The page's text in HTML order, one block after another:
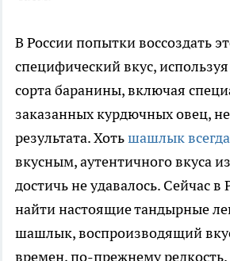
В России попытки воссоздать
специфический вкус,
сорта баранины, включая
заказанных курдючных овец,
результата. Хотьшашлык
вкусным, аутентичного вкуса
достичь не удавалось. Сейчас
найти настоящие тандырные
шашлык, воспроизводящий
времен, по-прежнему редкость.